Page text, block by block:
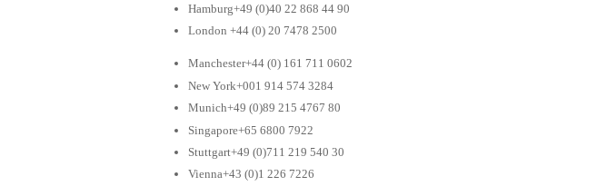
Hamburg+49 (0)40 22 868 44 90
London +44 (0) 20 7478 2500
Manchester+44 (0) 161 711 0602
New York+001 914 574 3284
Munich+49 (0)89 215 4767 80
Singapore+65 6800 7922
Stuttgart+49 (0)711 219 540 30
Vienna+43 (0)1 226 7226